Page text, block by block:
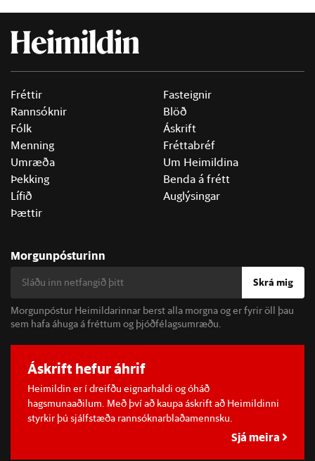
Fréttir
Rannsóknir
Fólk
Menning
Umræða
Þekking
Lífið
Þættir
Fasteignir
Blöð
Áskrift
Fréttabréf
Um Heimildina
Benda á frétt
Auglýsingar
Morgunpósturinn
Skrá mig
Morgunpóstur Heimildarinnar berst alla morgna og er fyrir öll þau
sem hafa áhuga á fréttum og þjóðfélagsumræðu.
Áskrift hefur áhrif
Heimildin er í dreifðu eignarhaldi og óháð
hagsmunaaðilum. Með því að kaupa áskrift að Heimildinni
styrkir þú sjálfstæða rannsóknarblaðamennsku.
Sjá meira